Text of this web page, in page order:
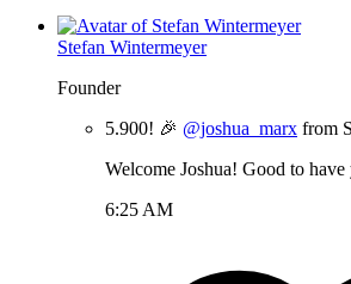
Stefan Wintermeyer
Founder
5.900! 🎉 @joshua_marx from
Welcome Joshua! Good to have
6:25 AM